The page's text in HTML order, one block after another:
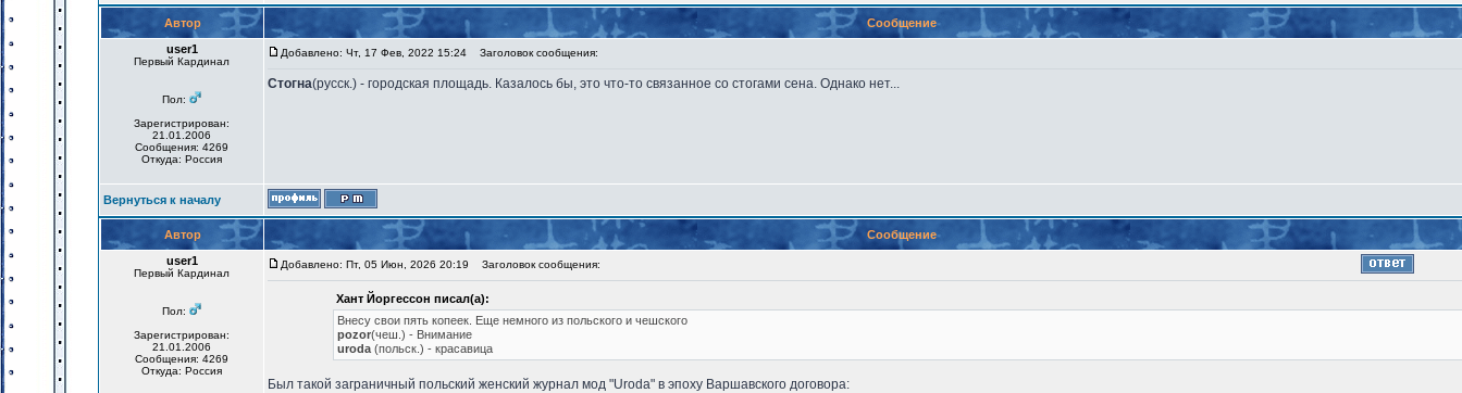
Автор
Сообщение
user1
Первый Кардинал
Пол:
Зарегистрирован:
21.01.2006
Сообщения: 4269
Откуда: Россия
Добавлено: Чт, 17 Фев, 2022 15:24 Заголовок сообщения:
Стогна(русск.) - городская площадь. Казалось бы, это что-то связанное со стогами сена. Однако нет...
Вернуться к началу
Автор
Сообщение
user1
Первый Кардинал
Пол:
Зарегистрирован:
21.01.2006
Сообщения: 4269
Откуда: Россия
Добавлено: Пт, 05 Июн, 2026 20:19 Заголовок сообщения:
Хант Йоргессон писал(а):
Внесу свои пять копеек. Еще немного из польского и чешского
pozor(чеш.) - Внимание
uroda(польск.) - красавица
Был такой заграничный польский женский журнал мод "Uroda" в эпоху Варшавского договора: